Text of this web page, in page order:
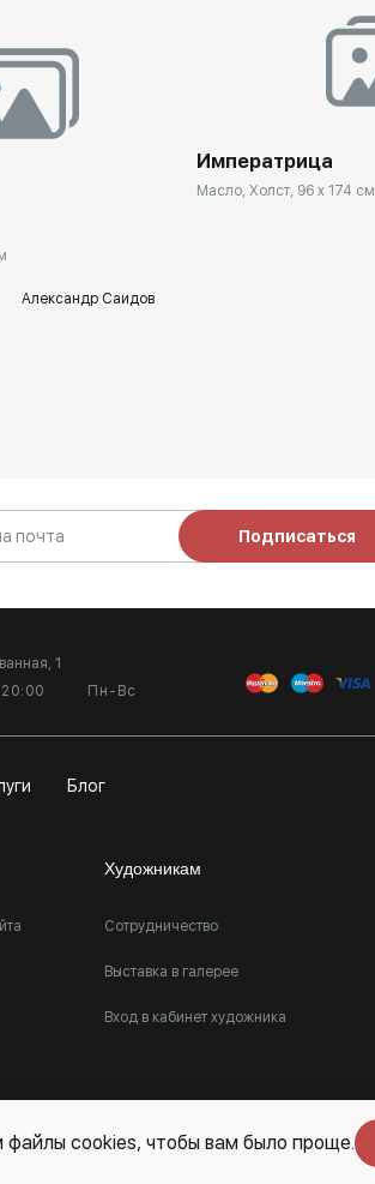
Александр Саидов
Императрица
Масло, Холст, 96 x 174 см
Подписаться
1
Пн-Вс
Блог
Художникам
Сотрудничество
Выставка в галерее
Вход в кабинет художника
файлы cookies, чтобы вам было проще.